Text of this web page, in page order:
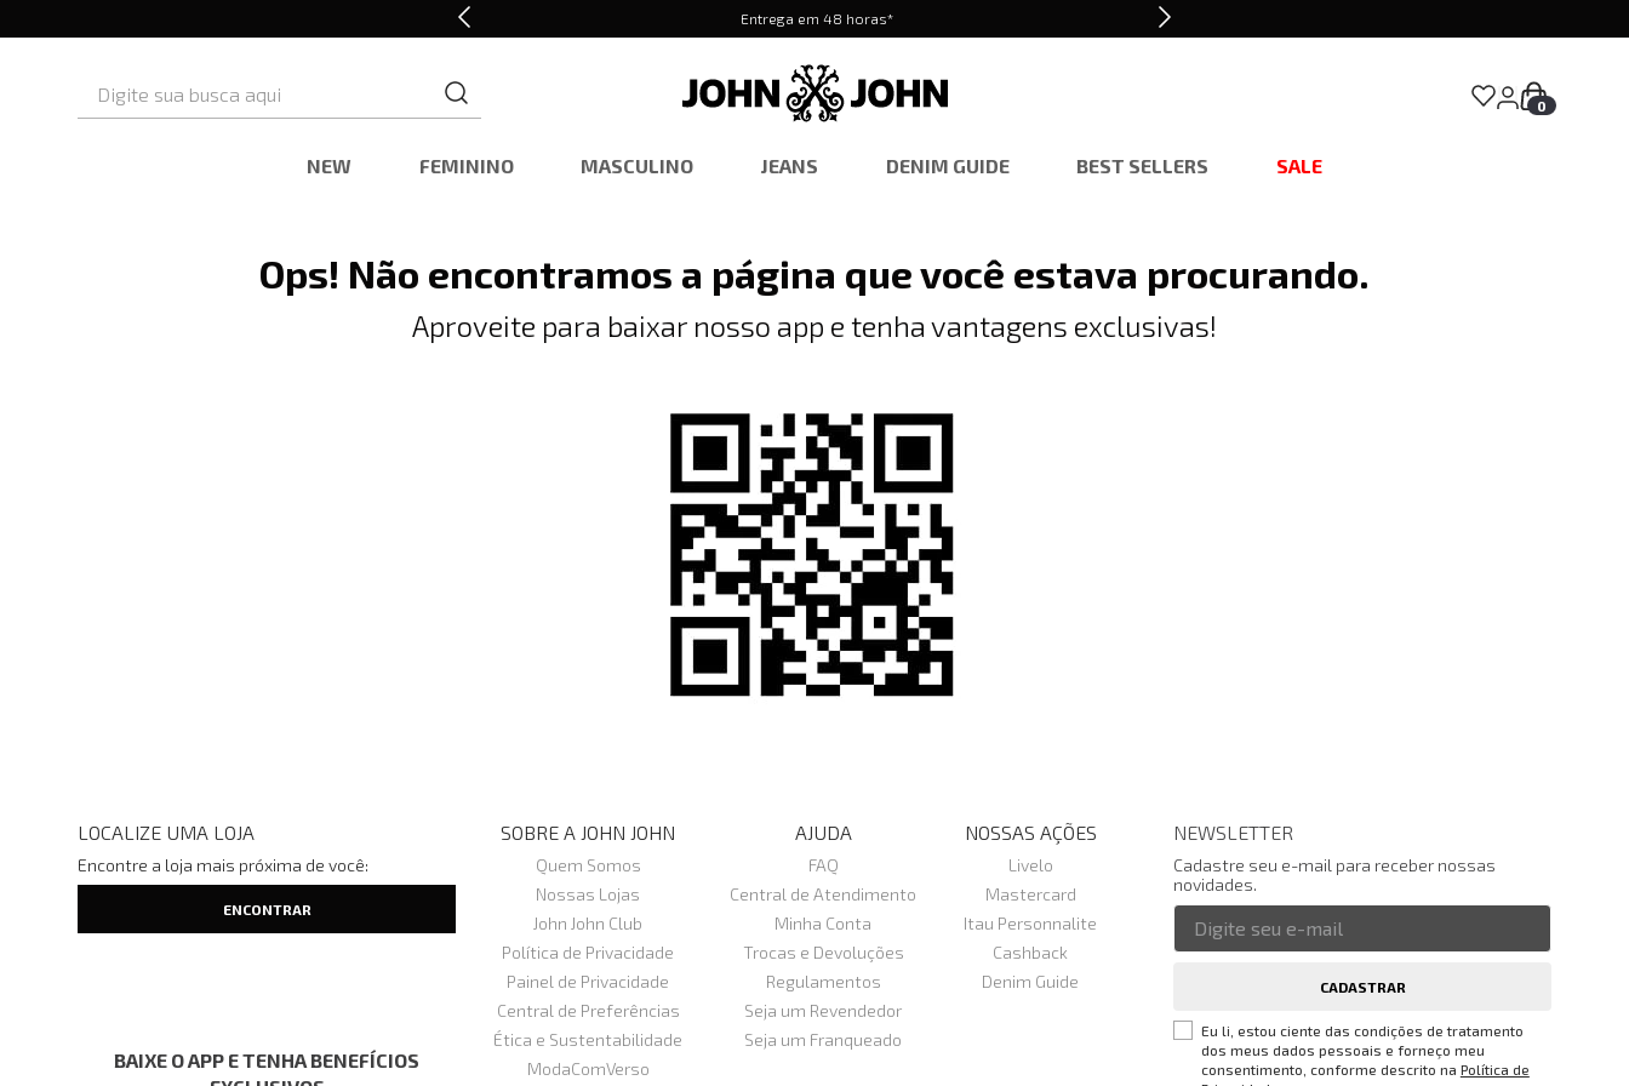
Entrega em 48 horas*
0
NEW FEMININO MASCULINO JEANS DENIM GUIDE BEST SELLERS SALE
Ops! Não encontramos a página que você estava procurando.
Aproveite para baixar nosso app e tenha vantagens exclusivas!
LOCALIZE UMA LOJA
Encontre a loja mais próxima de você:
BAIXE O APP E TENHA BENEFÍCIOS
SOBRE A JOHN JOHN
Quem Somos
Nossas Lojas
John John Club
Política de Privacidade
Painel de Privacidade
Central de Preferências
Ética e Sustentabilidade
ModaComVerso
AJUDA
FAQ
Central de Atendimento
Minha Conta
Trocas e Devoluções
Regulamentos
Seja um Revendedor
Seja um Franqueado
NOSSAS AÇÕES
Livelo
Mastercard
Itau Personnalite
Cashback
Denim Guide
NEWSLETTER
Cadastre seu e-mail para receber nossas
novidades.
CADASTRAR
Eu li, estou ciente das condições de tratamento
dos meus dados pessoais e forneço meu
consentimento, conforme descrito na Política de